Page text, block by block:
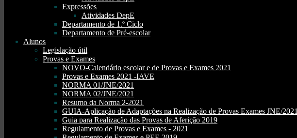
Expressões
Atividades DepE
Departamento de 1.º Ciclo
Departamento de Pré-escolar
Alunos
Legislação útil
Provas e Exames
NOVO-Calendário escolar e de Provas e Exames 2021
Provas e Exames 2021 -IAVE
NORMA 01/JNE/2021
NORMA 02/JNE/2021
Resumo da Norma 2-2021
GUIA-Aplicação de Adaptações na Realização de Provas Exames JNE/2021
Guia para Realização das Provas de Aferição 2019
Regulamento de Provas e Exames - 2021